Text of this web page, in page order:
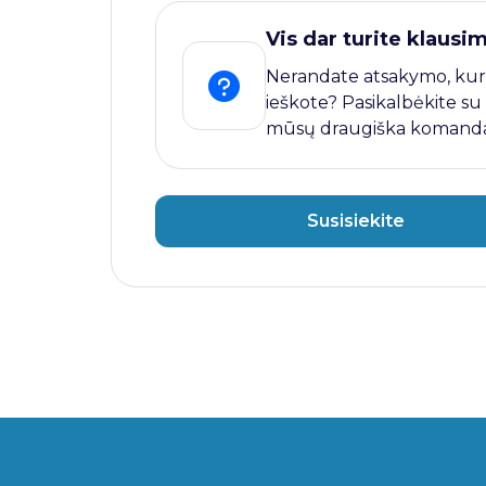
Vis dar turite
Nerandate atsakymo,
ieškote? Pasikalbėkite su
mūsų draugiška
Susisiekite